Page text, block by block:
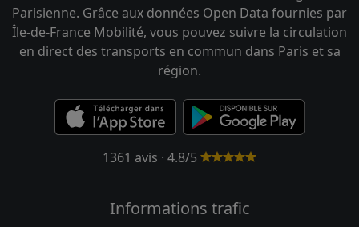
Parisienne. Grâce aux données Open Data fournies par
Île-de-France Mobilité, vous pouvez suivre la circulation
en direct des transports en commun dans Paris et sa
région.
1361 avis · 4.8/5
Informations trafic